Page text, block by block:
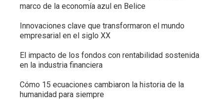
marco de la economía azul en Belice
Innovaciones clave que transformaron el mundo
empresarial en el siglo XX
El impacto de los fondos con rentabilidad sostenida
en la industria financiera
Cómo 15 ecuaciones cambiaron la historia de la
humanidad para siempre